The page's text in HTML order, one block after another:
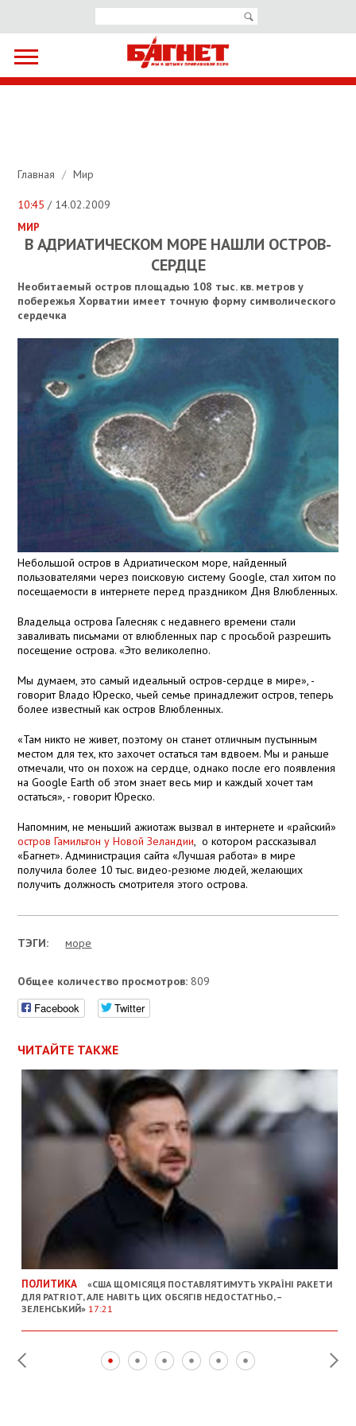
Главная / Мир
10:45 / 14.02.2009
МИР
В АДРИАТИЧЕСКОМ МОРЕ НАШЛИ ОСТРОВ-
СЕРДЦЕ
Необитаемый остров площадью 108 тыс. кв. метров у
побережья Хорватии имеет точную форму символического
сердечка
Небольшой остров в Адриатическом море, найденный
пользователями через поисковую систему Google, стал хитом по
посещаемости в интернете перед праздником Дня Влюбленных.
Владельца острова Галесняк с недавнего времени стали
заваливать письмами от влюбленных пар с просьбой разрешить
посещение острова. «Это великолепно.
Мы думаем, это самый идеальный остров-сердце в мире», -
говорит Владо Юреско, чьей семье принадлежит остров, теперь
более известный как остров Влюбленных.
«Там никто не живет, поэтому он станет отличным пустынным
местом для тех, кто захочет остаться там вдвоем. Мы и раньше
отмечали, что он похож на сердце, однако после его появления
на Google Earth об этом знает весь мир и каждый хочет там
остаться», - говорит Юреско.
Напомним, не меньший ажиотаж вызвал в интернете и «райский»
остров Гамильтон у Новой Зеландии, о котором рассказывал
«Багнет». Администрация сайта «Лучшая работа» в мире
получила более 10 тыс. видео-резюме людей, желающих
получить должность смотрителя этого острова.
ТЭГИ: море
Общее количество просмотров: 809
Facebook Twitter
ЧИТАЙТЕ ТАКЖЕ
ПОЛИТИКА
«США ЩОМІСЯЦЯ ПОСТАВЛЯТИМУТЬ УКРАЇНІ РАКЕТИ
ДЛЯ PATRIOT, АЛЕ НАВІТЬ ЦИХ ОБСЯГІВ НЕДОСТАТНЬО, –
ЗЕЛЕНСЬКИЙ» 17:21